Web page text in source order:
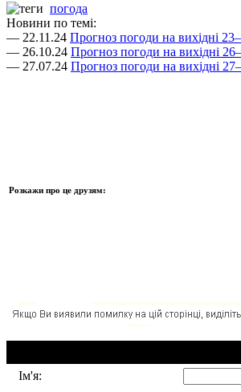
погода
Новини по темі:
— 22.11.24 Прогноз погоди на вихідні
— 26.10.24 Прогноз погоди на вихідні
— 27.07.24 Прогноз погоди на вихідні
Розкажи про це друзям:
Ім'я: